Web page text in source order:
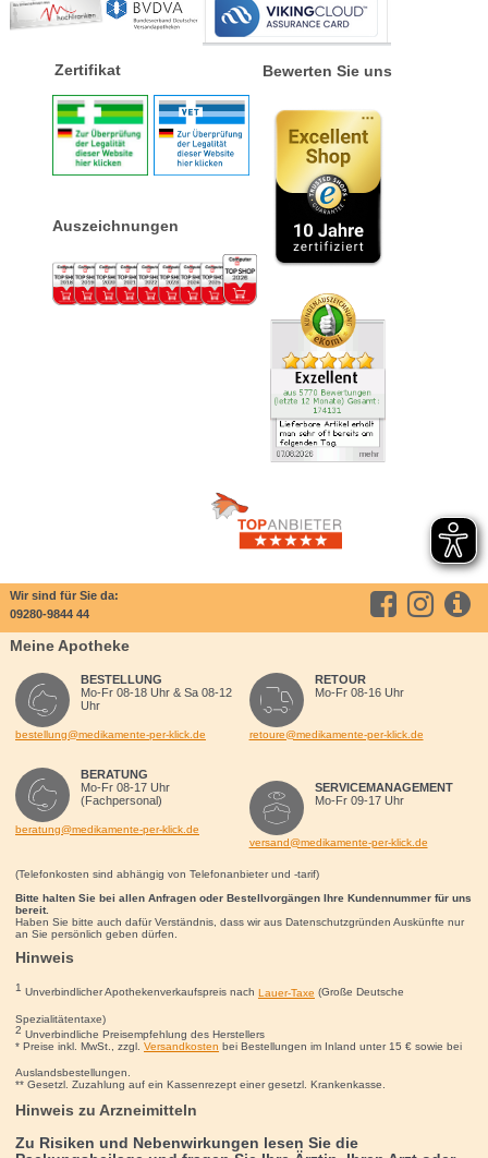
Zertifikat
Auszeichnungen
Bewerten Sie uns
Wir sind für Sie da:
09280-9844 44
Meine Apotheke
BESTELLUNG
Mo-Fr 08-18 Uhr & Sa 08-12
Uhr
bestellung@medikamente-per-klick.de
BERATUNG
Mo-Fr 08-17 Uhr
(Fachpersonal)
beratung@medikamente-per-klick.de
RETOUR
Mo-Fr 08-16 Uhr
retoure@medikamente-per-klick.de
SERVICEMANAGEMENT
Mo-Fr 09-17 Uhr
versand@medikamente-per-klick.de
(Telefonkosten sind abhängig von Telefonanbieter und -tarif)
Bitte halten Sie bei allen Anfragen oder Bestellvorgängen Ihre Kundennummer für uns
bereit.
Haben Sie bitte auch dafür Verständnis, dass wir aus Datenschutzgründen Auskünfte nur
an Sie persönlich geben dürfen.
Hinweis
1 Unverbindlicher Apothekenverkaufspreis nach Lauer-Taxe (Große Deutsche
Spezialitätentaxe)
2 Unverbindliche Preisempfehlung des Herstellers
* Preise inkl. MwSt., zzgl. Versandkosten bei Bestellungen im Inland unter 15 €sowie bei
Auslandsbestellungen.
** Gesetzl. Zuzahlung auf ein Kassenrezept einer gesetzl. Krankenkasse.
Hinweis zu Arzneimitteln
Zu Risiken und Nebenwirkungen lesen Sie die